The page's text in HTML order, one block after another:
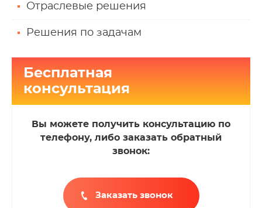
Отраслевые решения
Решения по задачам
Бесплатная
консультация
Вы можете получить консультацию по
телефону, либо заказать обратный
звонок:
Заказать звонок